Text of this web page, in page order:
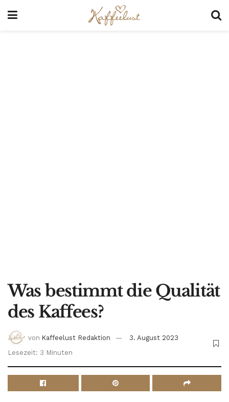
Was bestimmt die Qualität
des Kaffees?
von Kaffeelust Redaktion
3. August 2023
Lesezeit: 3 Minuten